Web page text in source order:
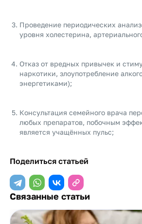
Проведение периодических
уровня холестерина,
Отказ от вредных привычек и
наркотики, злоупотребление
энергетиками);
Консультация семейного врача
любых препаратов, побочным
является учащённых пульс;
Поделиться статьей
Связанные статьи